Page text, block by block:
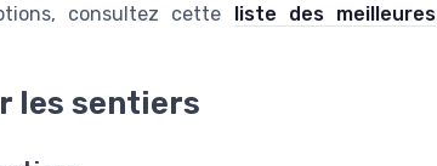
consultez cette liste des meilleures
les sentiers